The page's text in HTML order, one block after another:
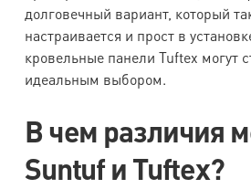
долговечный вариант, который
настраивается и прост в
кровельные панели Tuftex могут
идеальным выбором.
В чем различия
Suntuf и Tuftex?